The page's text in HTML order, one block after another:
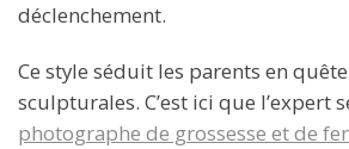
déclenchement.
Ce style séduit les parents en quête
sculpturales. C’est ici que l’expert
photographe de grossesse et de